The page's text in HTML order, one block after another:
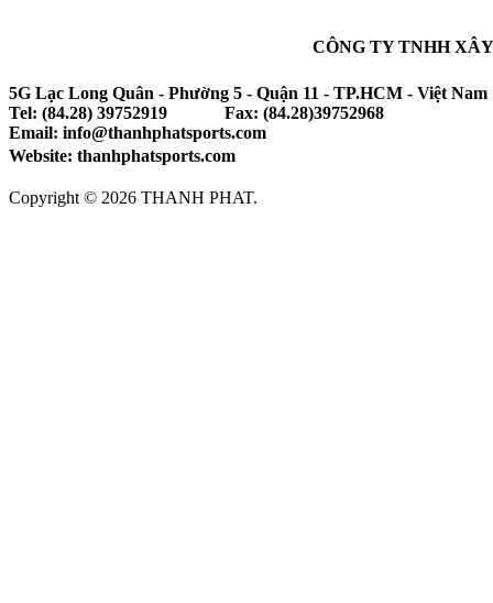
CÔNG TY TNHH
5G Lạc Long Quân - Phường 5 - Quận 11 - TP.HCM - Việt Nam
Tel: (84.28) 39752919 Fax: (84.28)39752968
Email: info@thanhphatsports.com
Website: thanhphatsports.com
Copyright © 2026 THANH PHAT.